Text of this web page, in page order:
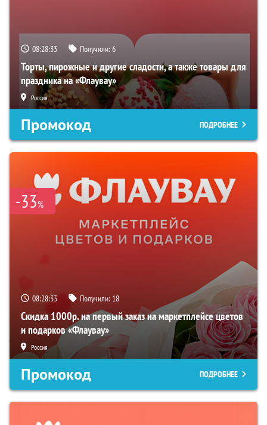
08:28:32 Получили:6
Торты, пирожные и другие сладости, а также товары для
праздника на «Флаувау»
Россия
Промокод ПОДРОБНЕЕ
-33%
08:28:32 Получили: 18
Скидка 1000р. на первый заказ на маркетплейсе цветов
и подарков «Флаувау»
Россия
Промокод ПОДРОБНЕЕ